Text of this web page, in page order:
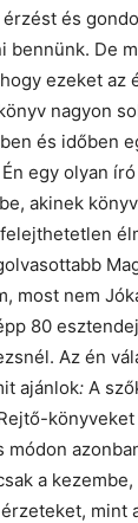
és
bennünk. De
ezeket az
nagyon
és időben
egy olyan
akinek
most nem
80
Az én
ajánlok: A
a
mint